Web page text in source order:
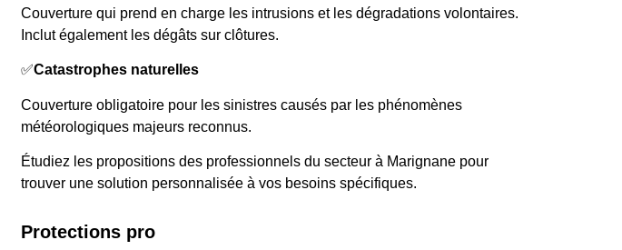
Couverture qui prend en charge les intrusions et les dégradations volontaires.
Inclut également les dégâts sur clôtures.
✅Catastrophes naturelles
Couverture obligatoire pour les sinistres causés par les phénomènes
météorologiques majeurs reconnus.
Étudiez les propositions des professionnels du secteur à Marignane pour
trouver une solution personnalisée à vos besoins spécifiques.
Protections pro